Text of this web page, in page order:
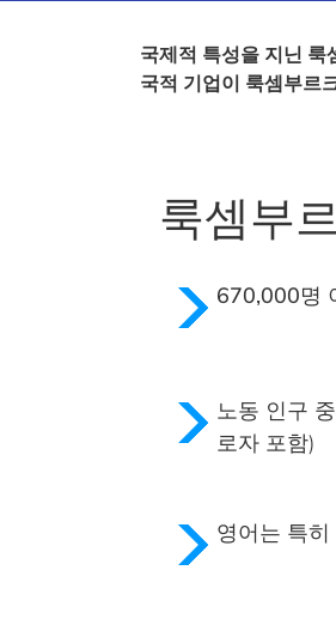
국제적 특성을 지닌 룩
국적 기업이 룩셈부르
룩셈부
670,000명
노동 인구 중
로자 포함)
영어는 특히